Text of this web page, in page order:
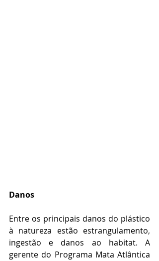
Danos
Entre os principais danos do plástico
à natureza estão estrangulamento,
ingestão e danos ao habitat. A
gerente do Programa Mata Atlântica